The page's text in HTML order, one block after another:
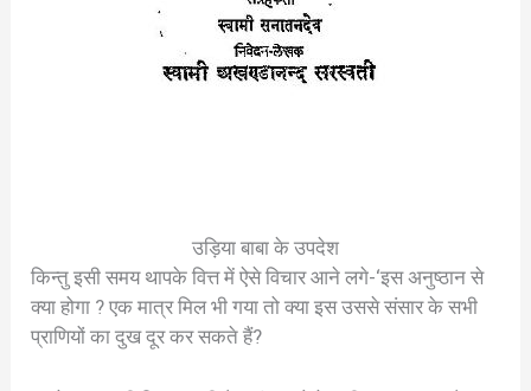
उड़िया बाबा के उपदेश
किन्तु इसी समय थापके वित्त में ऐसे विचार आने लगे-‘इस अनुष्ठान से
क्या होगा ? एक मात्र मिल भी गया तो क्या इस उससे संसार के सभी
प्राणियों का दुख दूर कर सकते हैं?